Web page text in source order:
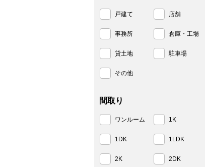
戸建て 店舗
事務所 倉庫・工場
貸土地 駐車場
その他
間取り
ワンルーム 1K
1DK 1LDK
2K 2DK